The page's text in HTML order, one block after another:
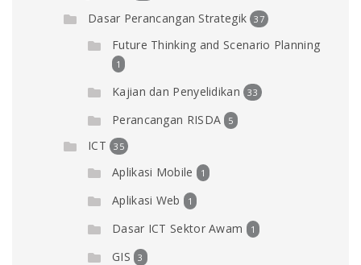
Dasar Perancangan Strategik 37
Future Thinking and Scenario Planning
1
Kajian dan Penyelidikan 33
Perancangan RISDA 5
ICT 35
Aplikasi Mobile 1
Aplikasi Web 1
Dasar ICT Sektor Awam 1
GIS 3